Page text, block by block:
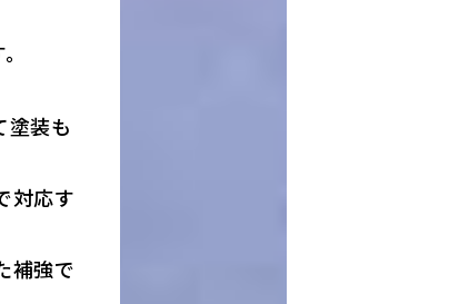
塗装も
対応す
補強で